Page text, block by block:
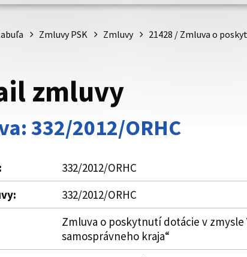
Zmluvy PSK Zmluvy 21428 / Zmluva o
zmluvy
332/2012/ORHC
332/2012/ORHC
332/2012/ORHC
Zmluva o poskytnutí dotácie v
samosprávneho kraja“